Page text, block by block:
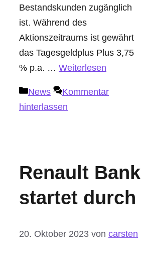
Bestandskunden zugänglich
ist. Während des
Aktionszeitraums ist gewährt
das Tagesgeldplus Plus 3,75
% p.a. … Weiterlesen
Kategorien
News
Kommentar
hinterlassen
Renault Bank
startet durch
20. Oktober 2023 von carsten